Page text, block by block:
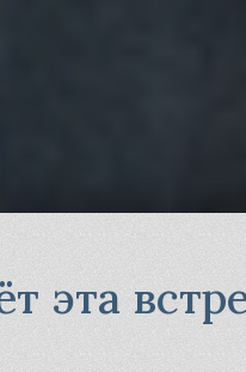
эта